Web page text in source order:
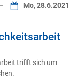
Mo, 28.6.2021
trifft sich um